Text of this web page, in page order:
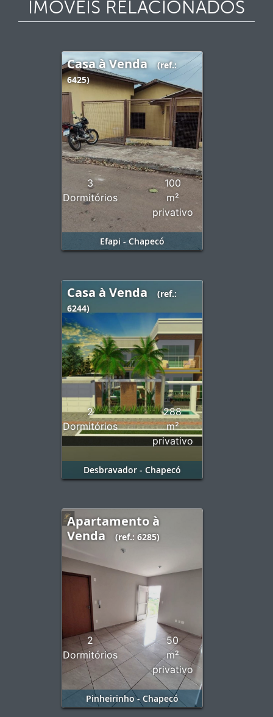
IMÓVEIS RELACIONADOS
Casa à Venda
(ref.:
6425)
3
Dormitórios
100
m²
privativo
Efapi - Chapecó
Casa à Venda
(ref.:
6244)
2
Dormitórios
288
m²
privativo
Desbravador - Chapecó
Apartamento à
Venda
(ref.: 6285)
2
Dormitórios
50
m²
privativo
Pinheirinho - Chapecó